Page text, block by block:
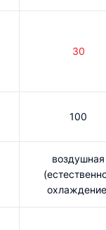
30
100
воздушная